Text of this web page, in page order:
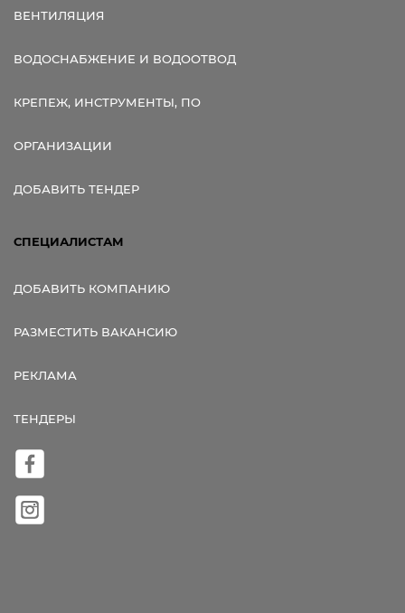
ВЕНТИЛЯЦИЯ
ВОДОСНАБЖЕНИЕ И ВОДООТВОД
КРЕПЕЖ, ИНСТРУМЕНТЫ, ПО
ОРГАНИЗАЦИИ
ДОБАВИТЬ ТЕНДЕР
СПЕЦИАЛИСТАМ
ДОБАВИТЬ КОМПАНИЮ
РАЗМЕСТИТЬ ВАКАНСИЮ
РЕКЛАМА
ТЕНДЕРЫ